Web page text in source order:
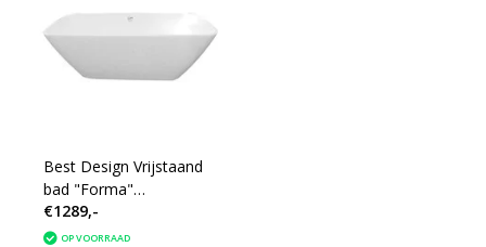
Best Design Vrijstaand
bad "Forma"
170x78x59cm
€1289,-
OP VOORRAAD